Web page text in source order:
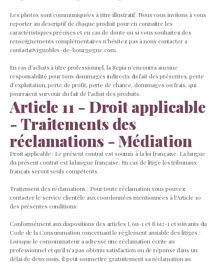
Les photos sont communiquées à titre illustratif. Nous vous invitons à vous
reporter au descriptif de chaque produit pour en connaître les
caractéristiques précises et en cas de doute ou si vous souhaitez des
renseignements complémentaires n'hésitez pas à nous contacter a
contact@vignobles-de-bourgogne.com.
En cas d'achats à titre professionnel, la Sepia n'encourra aucune
responsabilité pour tous dommages indirects du fait des présentes, perte
d'exploitation, perte de profit, perte de chance, dommages ou frais, qui
pourraient survenir du fait de l'achat des produits.
Article 11 - Droit applicable
- Traitements des
réclamations - Médiation
Droit applicable : Le présent contrat est soumis à la loi française. La langue
du présent contrat est la langue française. En cas de litige les tribunaux
français seront seuls compétents.
Traitement des réclamations : Pour toute réclamation vous pouvez
contacter le service clientèle aux coordonnées mentionnées à l'Article 10
des présentes conditions.
Conformément aux dispositions des articles L 611-1 et R 612-1 et suivants du
Code de la Consommation concernant le règlement amiable des litiges :
Lorsque le consommateur a adressé une réclamation écrite au
professionnel et qu’il n’a pas obtenu satisfaction ou de réponse dans un
délai de deux mois, il peut soumettre gratuitement sa réclamation au